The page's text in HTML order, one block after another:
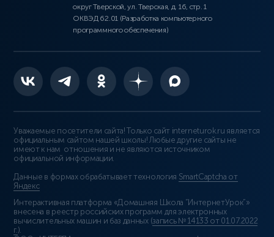
округ Тверской, ул. Тверская, д. 16, стр. 1
ОКВЭД 62.01 (Разработка компьютерного
программного обеспечения)
Уважаемые посетители сайта! Только сайт interneturok.ru является
официальным сайтом нашей школы! Любые другие сайты не
имеют к нам отношения и не являются источником
официальной информации.
Данные в формах обрабатывает технология SmartCaptcha от
Яндекс
Интерактивная платформа «Домашняя Школа “ИнтернетУрок”»
внесена в реестр российских программ для электронных
вычислительных машин и баз данных (запись № 14133 от 01.07.2022
г.).